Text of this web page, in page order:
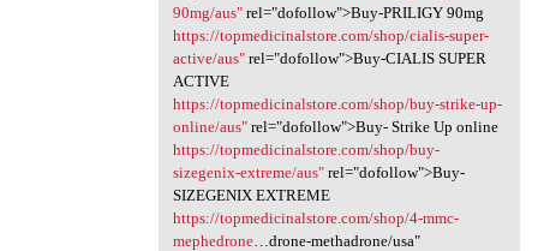
90mg/aus"rel="dofollow">Buy-PRILIGY 90mg
https://topmedicinalstore.com/shop/cialis-super-
active/aus"rel="dofollow">Buy-CIALIS SUPER
ACTIVE
https://topmedicinalstore.com/shop/buy-strike-up-
online/aus"rel="dofollow">Buy- Strike Up online
https://topmedicinalstore.com/shop/buy-
sizegenix-extreme/aus"rel="dofollow">Buy-
SIZEGENIX EXTREME
https://topmedicinalstore.com/shop/4-mmc-
mephedrone…drone-methadrone/usa"